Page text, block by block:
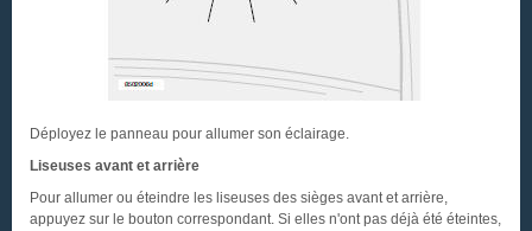
Déployez le panneau pour allumer son éclairage.
Liseuses avant et arrière
Pour allumer ou éteindre les liseuses des sièges avant et arrière,
appuyez sur le bouton correspondant. Si elles n'ont pas déjà été éteintes,